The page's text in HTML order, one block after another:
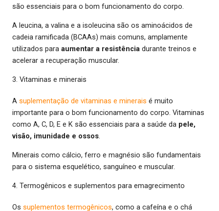
são essenciais para o bom funcionamento do corpo.
A leucina, a valina e a isoleucina são os aminoácidos de
cadeia ramificada (BCAAs) mais comuns, amplamente
utilizados para aumentar a resistência durante treinos e
acelerar a recuperação muscular.
3. Vitaminas e minerais
A suplementação de vitaminas e minerais é muito
importante para o bom funcionamento do corpo. Vitaminas
como A, C, D, E e K são essenciais para a saúde da pele,
visão, imunidade e ossos.
Minerais como cálcio, ferro e magnésio são fundamentais
para o sistema esquelético, sanguíneo e muscular.
4. Termogênicos e suplementos para emagrecimento
Os suplementos termogênicos, como a cafeína e o chá